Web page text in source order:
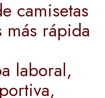
camisetas
más rápida
laboral,